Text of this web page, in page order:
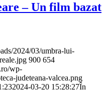
– Un film bazat
2024/03/umbra-lui-
900 654
wp-
judeteana-valcea.png
2024-03-20 15:28:27În